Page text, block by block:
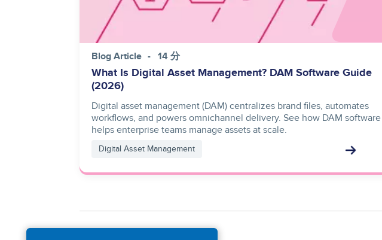
Blog Article 14 分
What Is Digital Asset Management? DAM Software Guide
(2026)
Digital asset management (DAM) centralizes brand files, automates
workflows, and powers omnichannel delivery. See how DAM software
helps enterprise teams manage assets at scale.
Digital Asset Management